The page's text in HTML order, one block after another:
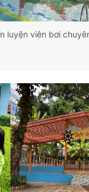
luyện viên bơi